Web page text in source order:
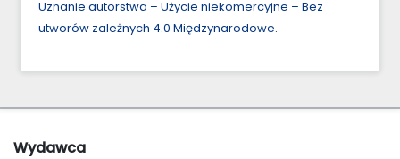
Uznanie autorstwa – Użycie niekomercyjne – Bez
utworów zależnych 4.0 Międzynarodowe.
Wydawca